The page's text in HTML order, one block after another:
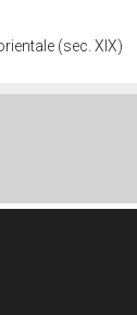
(sec. XIX)